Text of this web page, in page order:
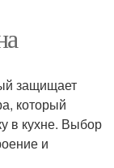
защищает
который
в кухне. Выбор
и